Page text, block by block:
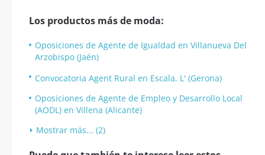
Los productos más de moda:
Oposiciones de Agente de Igualdad en Villanueva Del
Arzobispo (Jaén)
Convocatoria Agent Rural en Escala, L' (Gerona)
Oposiciones de Agente de Empleo y Desarrollo Local
(AODL) en Villena (Alicante)
Mostrar más... (2)